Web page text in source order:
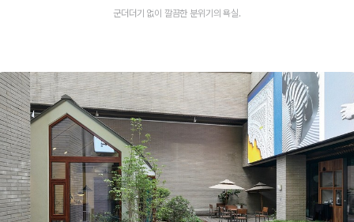
군더더기 없이 깔끔한 분위기의 욕실.